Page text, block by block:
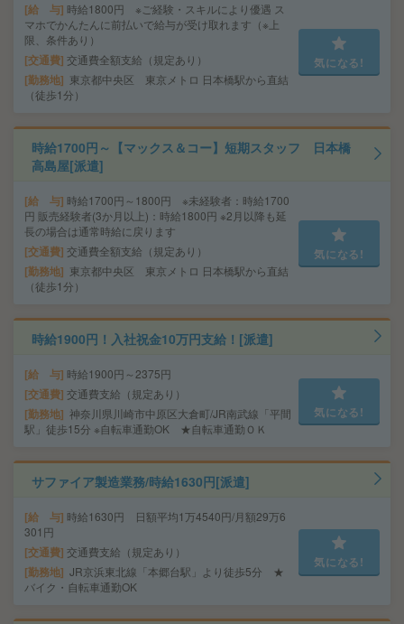
給 与 時給1800円 ※ご経験・スキルにより優遇 ス
マホでかんたんに前払いで給与が受け取れます（※上
限、条件あり）
交通費 交通費全額支給（規定あり）
勤務地
東京都中央区 東京メトロ 日本橋駅から直結
（徒歩1分）
気になる!
時給1700円～【マックス＆コー】短期スタッフ 日本橋
高島屋[派遣]
給 与 時給1700円～1800円 ※未経験者：時給1700
円 販売経験者(3か月以上)：時給1800円 ※2月以降も延
長の場合は通常時給に戻ります
交通費 交通費全額支給（規定あり）
勤務地
東京都中央区 東京メトロ 日本橋駅から直結
（徒歩1分）
気になる!
時給1900円！入社祝金10万円支給！[派遣]
給 与 時給1900円～2375円
交通費 交通費支給（規定あり）
勤務地 神奈川県川崎市中原区大倉町/JR南武線「平間
駅」徒歩15分 ※自転車通勤OK ★自転車通勤ＯＫ
気になる!
サファイア製造業務/時給1630円[派遣]
給 与 時給1630円 日額平均1万4540円/月額29万6
301円
交通費 交通費支給（規定あり）
勤務地 JR京浜東北線「本郷台駅」より徒歩5分 ★
バイク・自転車通勤OK
気になる!